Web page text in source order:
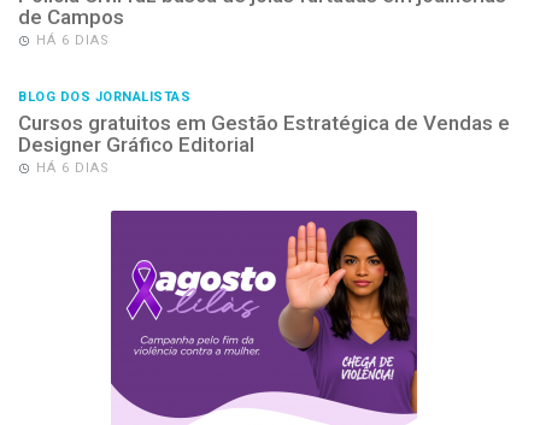
de Campos
HÁ 6 DIAS
BLOG DOS JORNALISTAS
Cursos gratuitos em Gestão Estratégica de Vendas e
Designer Gráfico Editorial
HÁ 6 DIAS